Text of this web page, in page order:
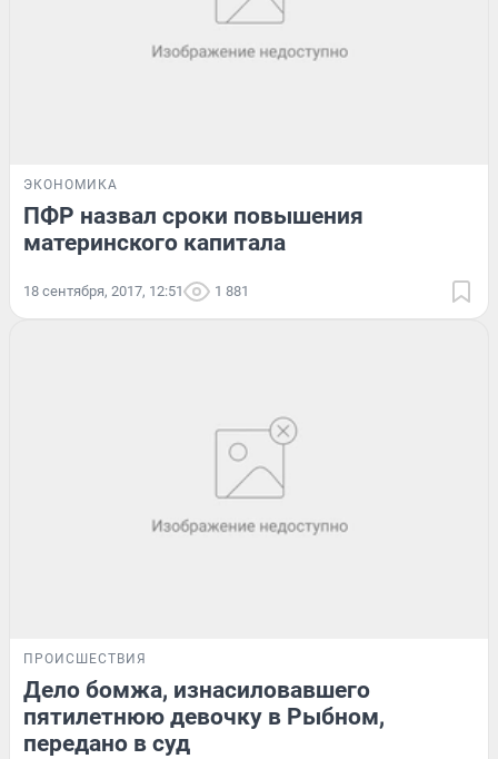
ЭКОНОМИКА
ПФР назвал сроки повышения
материнского капитала
18 сентября, 2017, 12:51 1 881
ПРОИСШЕСТВИЯ
Дело бомжа, изнасиловавшего
пятилетнюю девочку в Рыбном,
передано в суд